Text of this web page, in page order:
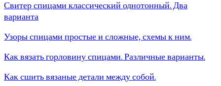
Свитер спицами классический однотонный. Два
варианта
Узоры спицами простые и сложные, схемы к ним.
Как вязать горловину спицами. Различные варианты.
Как сшить вязаные детали между собой.